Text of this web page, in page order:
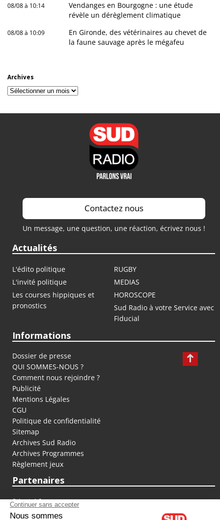
08/08 à 10:14
Vendanges en Bourgogne : une étude
révèle un dérèglement climatique
08/08 à 10:09
En Gironde, des vétérinaires au chevet de
la faune sauvage après le mégafeu
Archives
Archives
Contactez nous
Un message, une question, une réaction, écrivez nous !
Actualités
L'édito politique
RUGBY
L'invité politique
MEDIAS
Les courses hippiques et
pronostics
HOROSCOPE
Sud Radio à votre Service avec
Fiducial
Informations
Dossier de presse
QUI SOMMES-NOUS ?
Comment nous rejoindre ?
Publicité
Mentions Légales
CGU
Politique de confidentialité
Sitemap
Archives Sud Radio
Archives Programmes
Règlement jeux
Partenaires
fiducial.fr
lyoncapitale.fr